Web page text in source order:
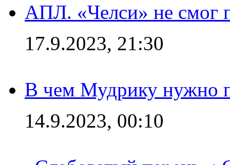
АПЛ. «Челси» не смог
17.9.2023, 21:30
В чем Мудрику нужно
14.9.2023, 00:10